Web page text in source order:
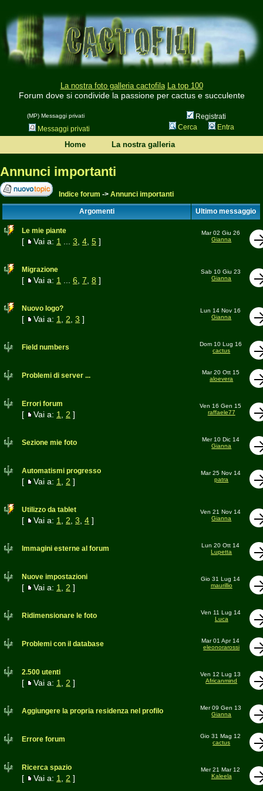
La nostra foto galleria cactofila La top 100
Forum dove si condivide la passione per cactus e succulente
(MP) Messaggi privati
Registrati
Messaggi privati
Cerca Entra
Home La nostra galleria
Annunci importanti
Indice forum -> Annunci importanti
Argomenti Ultimo messaggio
Le mie piante
[ Vai a: 1 3 4, 5]
Mar 02 Giu 26
Gianna
Migrazione
[ Vai a: 1 6 7 8 ]
Sab 10 Giu 23
Gianna
Nuovo logo?
[ Vai a: 1 2 3 ]
Lun 14 Nov 16
Gianna
Field numbers
Dom 10 Lug 16
cactus
Problemi di server ...
Mar 20 Ott 15
aloevera
Errori forum
[ Vai a: 1 2 ]
Ven 16 Gen 15
raffaele77
Sezione mie foto
Mer 10 Dic 14
Gianna
Automatismi progresso
[ Vai a: 1 2 ]
Mar 25 Nov 14
patra
Utilizzo da tablet
[ Vai a: 1 2 3 4]
Ven 21 Nov 14
Gianna
Immagini esterne al forum
Lun 20 Ott 14
Lupetta
Nuove impostazioni
[ Vai a: 1 2 ]
Gio 31 Lug 14
maurillio
Ridimensionare le foto
Ven 11 Lug 14
Luca
Problemi con il database
Mar 01 Apr 14
eleonorarossi
2.500 utenti
[ Vai a: 1 2 ]
Ven 12 Lug 13
Africanmind
Aggiungere la propria residenza nel profilo
Mer 09 Gen 13
Gianna
Errore forum
Gio 31 Mag 12
cactus
Ricerca spazio
[ Vai a: 1 2 ]
Mer 21 Mar 12
Kaleela